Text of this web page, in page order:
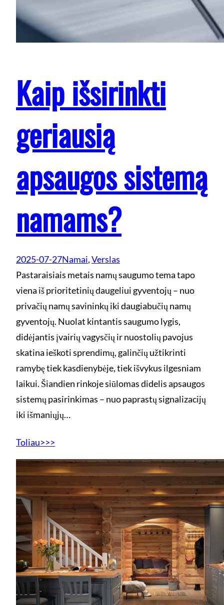
Kaip išsirinkti
geriausią
apsaugos sistemą
namams?
2025-07-27Namai, Verslas
Pastaraisiais metais namų saugumo tema tapo
viena iš prioritetinių daugeliui gyventojų – nuo
privačių namų savininkų iki daugiabučių namų
gyventojų. Nuolat kintantis saugumo lygis,
didėjantis įvairių vagysčių ir nuostolių pavojus
skatina ieškoti sprendimų, galinčių užtikrinti
ramybę tiek kasdienybėje, tiek išvykus ilgesniam
laikui. Šiandien rinkoje siūlomas didelis apsaugos
sistemų pasirinkimas – nuo paprastų signalizacijų
iki išmaniųjų…
Toliau>>>